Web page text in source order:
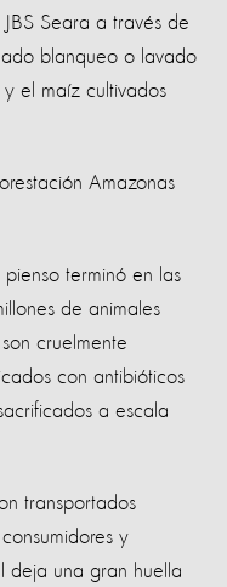
Seara a través de
blanqueo o lavado
el maíz cultivados
terminó en las
de animales
cruelmente
con antibióticos
a escala
transportados
y
deja una gran huella